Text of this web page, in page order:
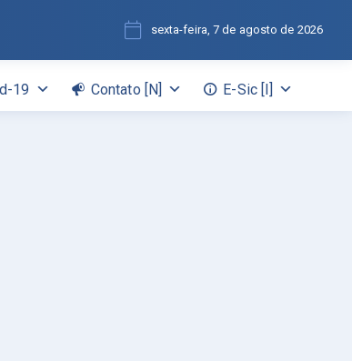
19 Contato [N] E-Sic [I]
sexta-feira, 7 de agosto de 2026